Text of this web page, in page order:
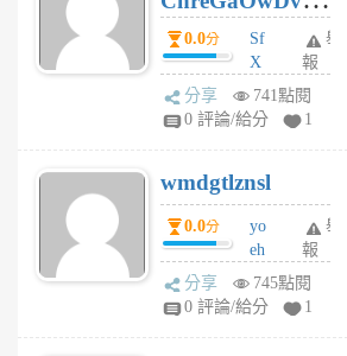
前
dY0.0分
Sf
X
Pe
Jc
R
P
m
v
A
V
舉
報
分享
741點閱
0 評論/給分
1
wmdgtlznsl
0.0分
yo
eh
ld
gy
舉
報
分享
745點閱
0 評論/給分
1